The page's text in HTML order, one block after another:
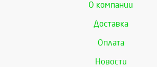
О компании
Доставка
Оплата
Новости